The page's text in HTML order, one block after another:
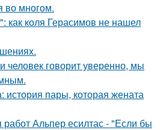
во многом.
как коля Герасимов не нашел
человек говорит уверенно, мы
история пары, которая жената
работ Альпер есилтас - "Если бы